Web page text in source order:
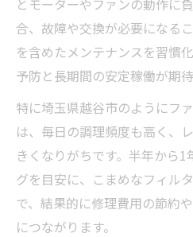
合、故障や交換が必要になる
を含めたメンテナンスを習慣
予防と長期間の安定稼働が期待
特に埼玉県越谷市のようにフ
は、毎日の調理頻度も高く、
きくなりがちです。半年から
グを目安に、こまめなフィル
で、結果的に修理費用の節約
につながります。